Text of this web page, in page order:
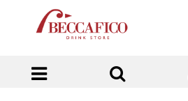
Open menu